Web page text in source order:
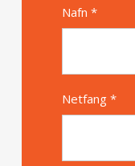
Nafn *
Netfang *